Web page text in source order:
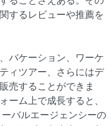
するレビューや推薦を
バケーション、ワーケ
ィツアー、さらにはデ
売することができま
ーム上で成長すると、
バルエージェンシーの